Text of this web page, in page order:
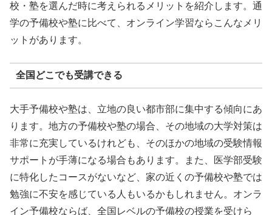
校・塾を選んだ時に考えられるメリットを紹介します。通
学の予備校や塾に比べて、オンライン学習ならこんなメリ
ットがあります。
全国どこでも受講できる
大手予備校や塾は、立地の良い都市部に集中する傾向にあ
ります。地方の予備校や塾の場合、その地域の大学対策は
非常に充実しているけれども、そのほかの地域の受験情報
サポートが手薄になる場合もあります。また、医学部受験
に特化したコースがないなど、家の近くの予備校や塾では
勉強に不安を感じている人もいるかもしれません。オンラ
イン予備校ならば、全国レベルの予備校の授業を受けら